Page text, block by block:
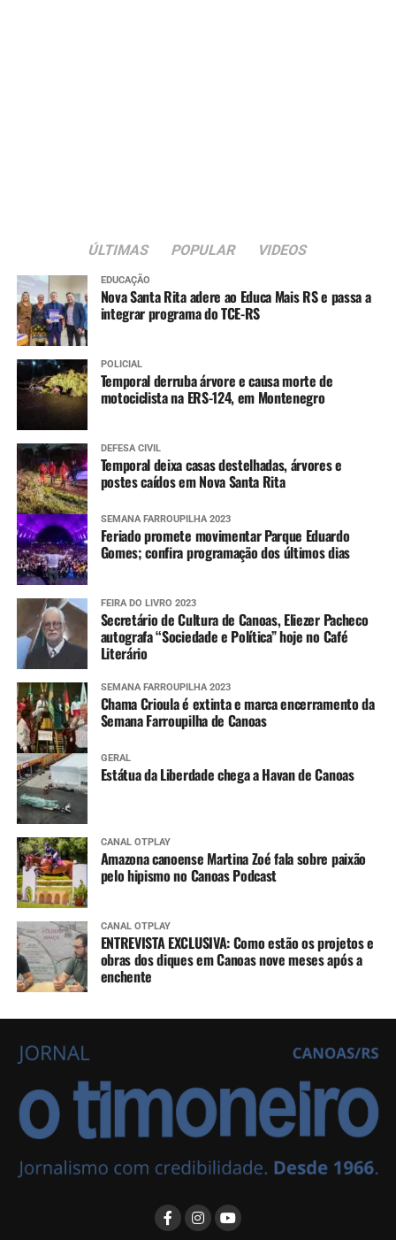
ÚLTIMAS POPULAR VIDEOS
EDUCAÇÃO
Nova Santa Rita adere ao Educa Mais RS e passa a
integrar programa do TCE-RS
POLICIAL
Temporal derruba árvore e causa morte de
motociclista na ERS-124, em Montenegro
DEFESA CIVIL
Temporal deixa casas destelhadas, árvores e
postes caídos em Nova Santa Rita
SEMANA FARROUPILHA 2023
Feriado promete movimentar Parque Eduardo
Gomes; confira programação dos últimos dias
FEIRA DO LIVRO 2023
Secretário de Cultura de Canoas, Eliezer Pacheco
autografa “Sociedade e Política” hoje no Café
Literário
SEMANA FARROUPILHA 2023
Chama Crioula é extinta e marca encerramento da
Semana Farroupilha de Canoas
GERAL
Estátua da Liberdade chega a Havan de Canoas
CANAL OTPLAY
Amazona canoense Martina Zoé fala sobre paixão
pelo hipismo no Canoas Podcast
CANAL OTPLAY
ENTREVISTA EXCLUSIVA: Como estão os projetos e
obras dos diques em Canoas nove meses após a
enchente